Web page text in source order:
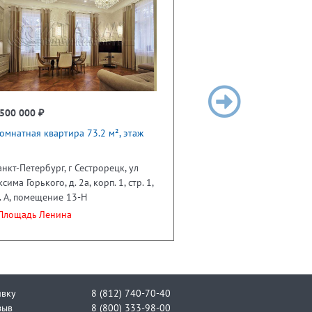
000 ₽
квартира 73.2 м², этаж
Петербург, г Сестрорецк, ул
Горького, д. 2а, корп. 1, стр. 1,
А, помещение 13-Н
Ленина
8 (812) 740-70-40
8 (800) 333-98-00